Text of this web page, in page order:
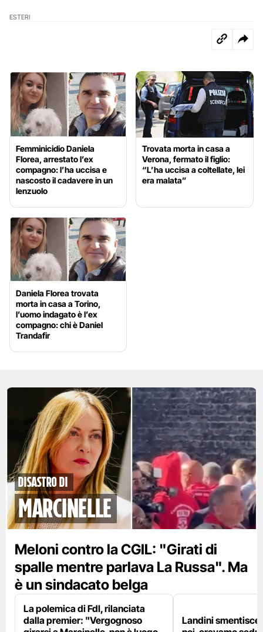
ESTERI
Femminicidio Daniela
Florea, arrestato l’ex
compagno: l’ha uccisa e
nascosto il cadavere in un
lenzuolo
Trovata morta in casa a
Verona, fermato il figlio:
“L’ha uccisa a coltellate, lei
era malata”
Daniela Florea trovata
morta in casa a Torino,
l’uomo indagato è l’ex
compagno: chi è Daniel
Trandafir
disastro di
marcinelle
Meloni contro la CGIL: "Girati di
spalle mentre parlava La Russa". Ma
è un sindacato belga
La polemica di FdI, rilanciata
dalla premier: "Vergognoso
Landini